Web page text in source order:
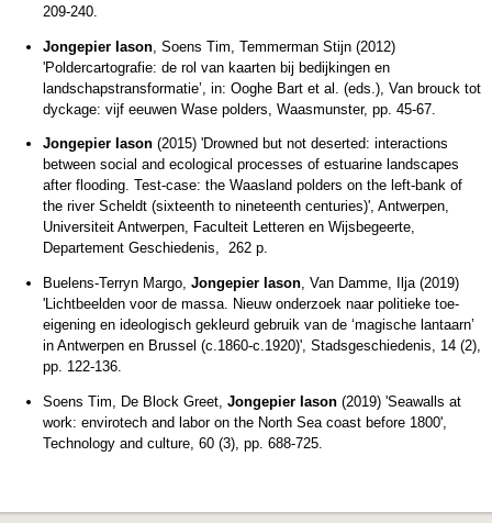
209-240.
Jongepier Iason, Soens Tim, Temmerman Stijn (2012)
'Poldercartografie: de rol van kaarten bij bedijkingen en
landschapstransformatie’, in: Ooghe Bart et al. (eds.), Van brouck tot
dyckage: vijf eeuwen Wase polders, Waasmunster, pp. 45-67.
Jongepier Iason(2015) 'Drowned but not deserted: interactions
between social and ecological processes of estuarine landscapes
after flooding. Test-case: the Waasland polders on the left-bank of
the river Scheldt (sixteenth to nineteenth centuries)', Antwerpen,
Universiteit Antwerpen, Faculteit Letteren en Wijsbegeerte,
Departement Geschiedenis, 262 p.
Buelens-Terryn Margo, Jongepier Iason, Van Damme, Ilja (2019)
'Lichtbeelden voor de massa. Nieuw onderzoek naar politieke toe-
eigening en ideologisch gekleurd gebruik van de ‘magische lantaarn’
in Antwerpen en Brussel (c.1860-c.1920)', Stadsgeschiedenis, 14 (2),
pp. 122-136.
Soens Tim, De Block Greet, Jongepier Iason(2019) 'Seawalls at
work: envirotech and labor on the North Sea coast before 1800',
Technology and culture, 60 (3), pp. 688-725.